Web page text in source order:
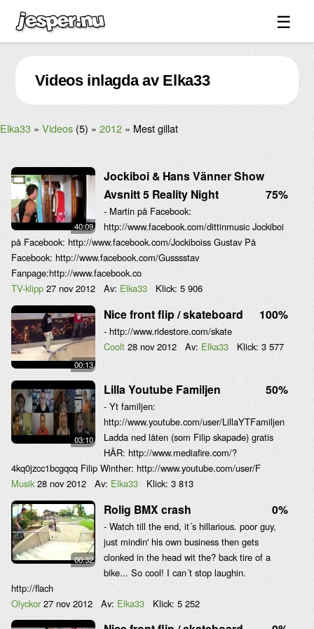
☰
Spel ↓
Bilder ↓
Forum ↓
Länkar
Blandat ↓
Om sidan ↓
Videos inlagda av Elka33
Elka33 Videos (5) 2012 Mest gillat
40:09
Jockiboi & Hans Vänner Show
Avsnitt 5 Reality Night
75%
- Martin på Facebook:
http://www.facebook.com/dittinmusic Jockiboi
på Facebook: http://www.facebook.com/Jockiboiss Gustav På
Facebook: http://www.facebook.com/Gusssstav
Fanpage:http://www.facebook.co
TV-klipp 27 nov 2012 Av: Elka33 Klick: 5 906
00:13
Nice front flip / skateboard 100%
- http://www.ridestore.com/skate
Coolt 28 nov 2012 Av: Elka33 Klick: 3 577
03:10
Lilla Youtube Familjen 50%
- Yt familjen:
http://www.youtube.com/user/LillaYTFamiljen
Ladda ned låten (som Filip skapade) gratis
HÄR: http://www.mediafire.com/?
4kq0jzcc1bcgqcq Filip Winther: http://www.youtube.com/user/F
Musik 28 nov 2012 Av: Elka33 Klick: 3 813
00:32
Rolig BMX crash 0%
- Watch till the end, it´s hillarious. poor guy,
just mindin' his own business then gets
clonked in the head wit the? back tire of a
bike... So cool! I can´t stop laughin.
http://flach
Olyckor 27 nov 2012 Av: Elka33 Klick: 5 252